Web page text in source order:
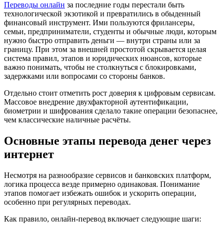
Переводы онлайн за последние годы перестали быть
технологической экзотикой и превратились в обыденный
финансовый инструмент. Ими пользуются фрилансеры,
семьи, предприниматели, студенты и обычные люди, которым
нужно быстро отправить деньги — внутри страны или за
границу. При этом за внешней простотой скрывается целая
система правил, этапов и юридических нюансов, которые
важно понимать, чтобы не столкнуться с блокировками,
задержками или вопросами со стороны банков.
Отдельно стоит отметить рост доверия к цифровым сервисам.
Массовое внедрение двухфакторной аутентификации,
биометрии и шифрования сделало такие операции безопаснее,
чем классические наличные расчёты.
Основные этапы перевода денег через
интернет
Несмотря на разнообразие сервисов и банковских платформ,
логика процесса везде примерно одинаковая. Понимание
этапов помогает избежать ошибок и ускорить операции,
особенно при регулярных переводах.
Как правило, онлайн-перевод включает следующие шаги: